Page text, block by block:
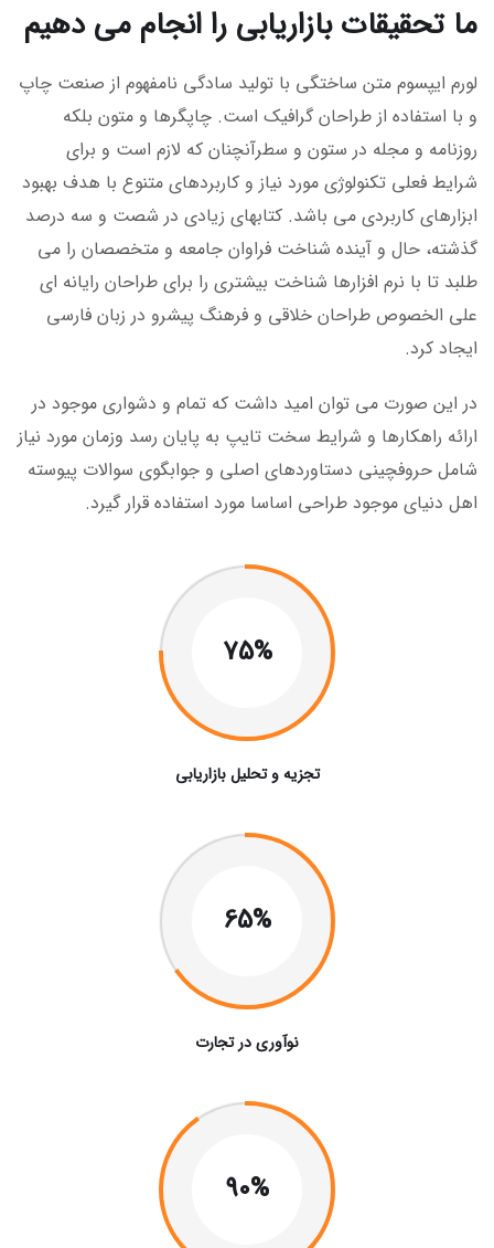
ما تحقیقات بازاریابی را انجام می دهیم
لورم ایپسوم متن ساختگی با تولید سادگی نامفهوم از صنعت چاپ
و با استفاده از طراحان گرافیک است. چاپگرها و متون بلکه
روزنامه و مجله در ستون و سطرآنچنان که لازم است و برای
شرایط فعلی تکنولوژی مورد نیاز و کاربردهای متنوع با هدف بهبود
ابزارهای کاربردی می باشد. کتابهای زیادی در شصت و سه درصد
گذشته، حال و آینده شناخت فراوان جامعه و متخصصان را می
طلبد تا با نرم افزارها شناخت بیشتری را برای طراحان رایانه ای
علی الخصوص طراحان خلاقی و فرهنگ پیشرو در زبان فارسی
ایجاد کرد.
در این صورت می توان امید داشت که تمام و دشواری موجود در
ارائه راهکارها و شرایط سخت تایپ به پایان رسد وزمان مورد نیاز
شامل حروفچینی دستاوردهای اصلی و جوابگوی سوالات پیوسته
اهل دنیای موجود طراحی اساسا مورد استفاده قرار گیرد.
75%
تجزیه و تحلیل بازاریابی
65%
نوآوری در تجارت
90%